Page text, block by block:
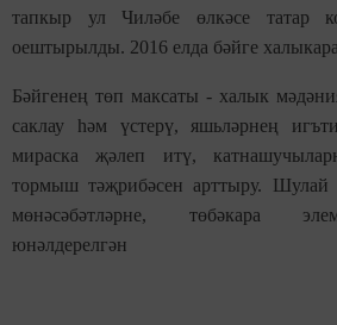
тапкыр ул Чиләбе өлкәсе татар
оештырылды. 2016 елда бәйге
Бәйгенең төп максаты - халык
саклау һәм үстерү, яшьләрнең
мираска җәлеп итү,
тормыш тәҗрибәсен арттыру. Шулай
мөнәсәбәтләрне, төбәкара
юнәлдерелгән